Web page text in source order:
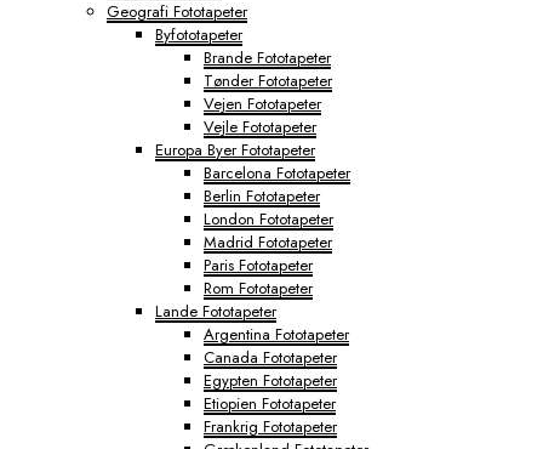
Geografi Fototapeter
Byfototapeter
Brande Fototapeter
Tønder Fototapeter
Vejen Fototapeter
Vejle Fototapeter
Europa Byer Fototapeter
Barcelona Fototapeter
Berlin Fototapeter
London Fototapeter
Madrid Fototapeter
Paris Fototapeter
Rom Fototapeter
Lande Fototapeter
Argentina Fototapeter
Canada Fototapeter
Egypten Fototapeter
Etiopien Fototapeter
Frankrig Fototapeter